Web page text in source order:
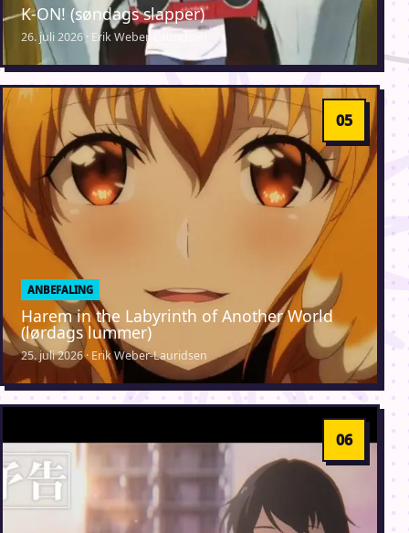
K-ON! (søndags slapper)
26. juli 2026 · Erik Weber-Lauridsen
ANBEFALING
Harem in the Labyrinth of Another World
(lørdags lummer)
25. juli 2026 · Erik Weber-Lauridsen